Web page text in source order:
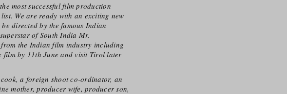
most successful film production
We are ready with an exciting new
directed by the famous Indian
of South India Mr.
the Indian film industry including
film by 11th June and visit Tirol later
a foreign shoot co-ordinator, an
mother, producer wife, producer son,